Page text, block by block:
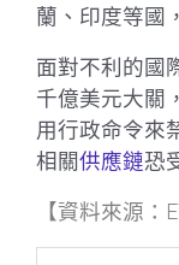
蘭、印度等國
面對不利的國
千億美元大關
用行政命令來
相關供應鏈恐
【資料來源：